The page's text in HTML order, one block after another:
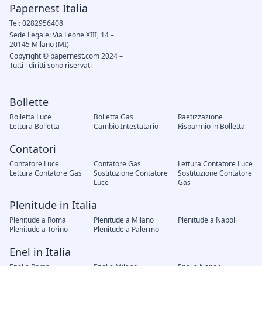
Bollette
Bolletta Luce Bolletta Gas
Raetizzazione
Lettura Bolletta
Cambio Intestatario Risparmio in Bolletta
Contatori
Contatore Luce Contatore Gas
Lettura Contatore Luce
Lettura Contatore Gas
Sostituzione Contatore
Luce
Sostituzione Contatore
Gas
Plenitude in Italia
Plenitude a Roma Plenitude a Milano
Plenitude a Napoli
Plenitude a Torino
Plenitude a Palermo
Enel in Italia
Enel a Roma Enel a Milano
Enel a Napoli
Papernest Italia
Tel: 0282956408
Sede Legale: Via Leone XIII, 14 –
20145 Milano (MI)
Copyright © papernest.com 2024 –
Tutti i diritti sono riservati